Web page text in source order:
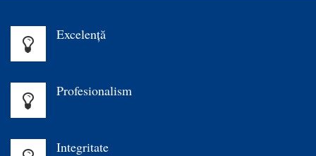
Excelenţă
Profesionalism
Integritate